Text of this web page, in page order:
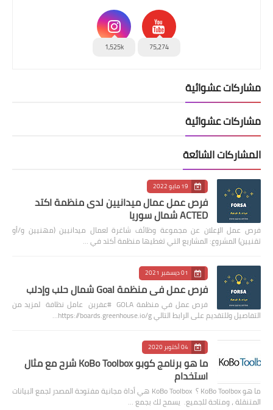
75,274
1,525k
مشاركات عشوائية
مشاركات عشوائية
المشاركات الشائعة
19 مايو 2022
فرص عمل عمال ميدانيين لدى منظمة اكتد
ACTED شمال سوريا
فرص عمل الإعلان عن مجموعة وظائف شاغرة لعمال ميدانيين (مهنيين و/أو
تقنيين) المشروع: المشاريع التي تغطيها منظمة أكتد في …
01 ديسمبر 2021
فرص عمل في منظمة Goal شمال حلب وإدلب
فرص عمل في منظمة GOLA #عفرين عامل نظافة لمزيد من
التفاصيل وللتقديم على الرابط التالي https://boards.greenhouse.io/g…
04 أكتوبر 2020
ما هو برنامج كوبو KoBo Toolbox شرح مع مثال
استخدام
ما هو KoBo Toolbox ؟ KoBo Toolbox هي أداة مجانية مفتوحة المصدر لجمع البيانات
المتنقلة ، ومتاحة للجميع. يسمح لك بجمع …